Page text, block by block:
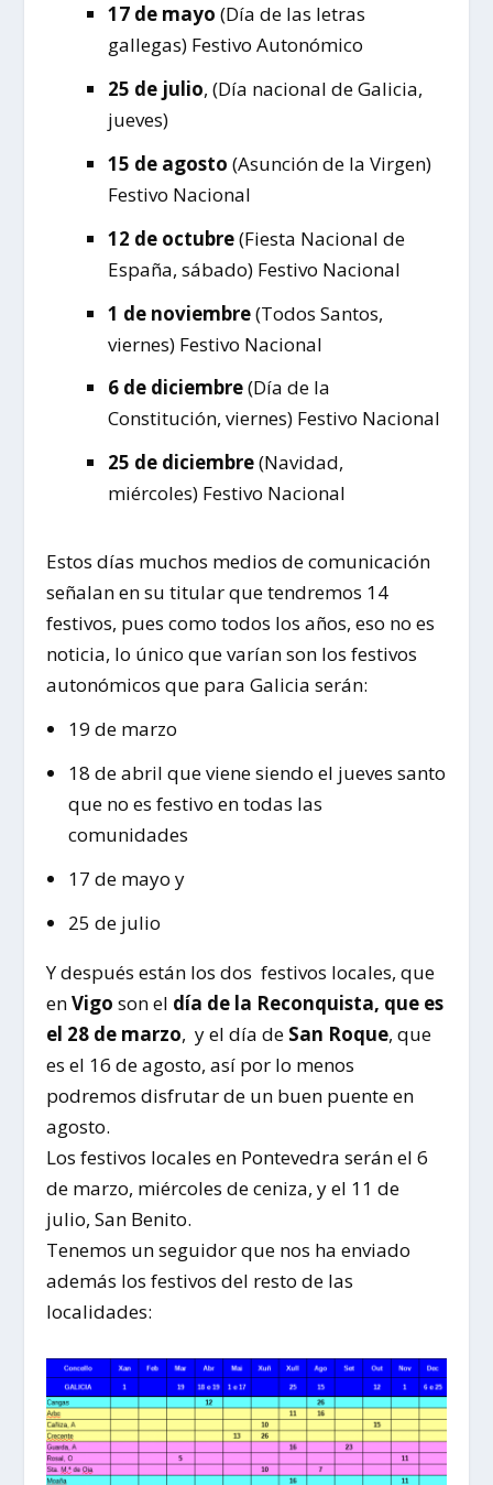
17 de mayo(Día de las letras
gallegas) Festivo Autonómico
25 de julio, (Día nacional de Galicia,
jueves)
15 de agosto (Asunción de la Virgen)
Festivo Nacional
12 de octubre(Fiesta Nacional de
España, sábado) Festivo Nacional
1 de noviembre(Todos Santos,
viernes) Festivo Nacional
6 de diciembre(Día de la
Constitución, viernes) Festivo Nacional
25 de diciembre(Navidad,
miércoles) Festivo Nacional
Estos días muchos medios de comunicación
señalan en su titular que tendremos 14
festivos, pues como todos los años, eso no es
noticia, lo único que varían son los festivos
autonómicos que para Galicia serán:
19 de marzo
18 de abril que viene siendo el jueves santo
que no es festivo en todas las
comunidades
17 de mayo y
25 de julio
Y después están los dos festivos locales, que
enVigo son el día de la Reconquista, que es
el 28 de marzo, y el día de San Roque, que
es el 16 de agosto, así por lo menos
podremos disfrutar de un buen puente en
agosto.
Los festivos locales en Pontevedra serán el 6
de marzo, miércoles de ceniza, y el 11 de
julio, San Benito.
Tenemos un seguidor que nos ha enviado
además los festivos del resto de las
localidades: